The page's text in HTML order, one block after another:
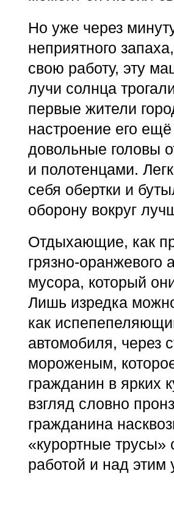
Но уже через
неприятного
свою работу, эту
лучи солнца
первые жители
настроение его
довольные головы
и полотенцами.
себя обертки и
оборону вокруг
Отдыхающие, как
грязно-оранжевого
мусора, который
Лишь изредка
как
автомобиля, через
мороженым,
гражданин в ярких
взгляд словно
гражданина
«курортные
работой и над этим